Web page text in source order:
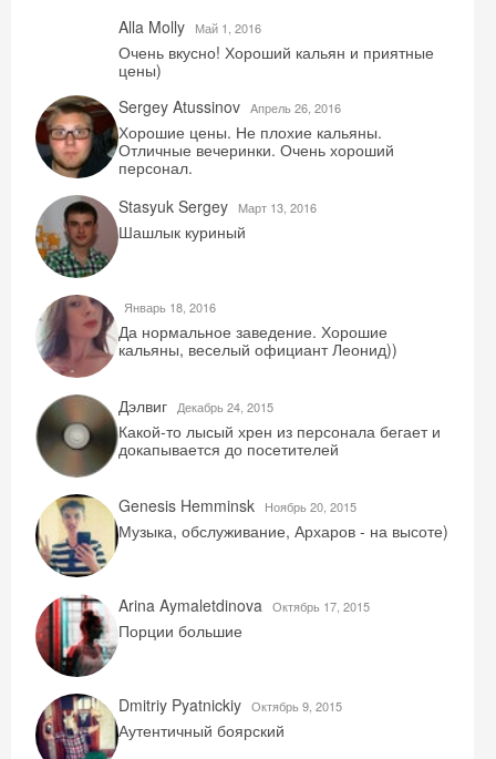
Alla Molly
Май 1, 2016
Очень вкусно! Хороший кальян и приятные
цены)
Sergey Atussinov Aпрель 26, 2016
Хорошие цены. Не плохие кальяны.
Отличные вечеринки. Очень хороший
персонал.
Stasyuk Sergey
Mарт 13, 2016
Шашлык куриный
Январь 18, 2016
Да нормальное заведение. Хорошие
кальяны, веселый официант Леонид))
Дэлвиг Декабрь 24, 2015
Какой-то лысый хрен из персонала бегает и
докапывается до посетителей
Genesis Hemminsk Ноябрь 20, 2015
Музыка, обслуживание, Архаров - на высоте)
Arina Aymaletdinova Октябрь 17, 2015
Порции большие
Dmitriy Pyatnickiy Октябрь 9, 2015
Аутентичный боярский